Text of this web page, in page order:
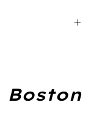
Boston